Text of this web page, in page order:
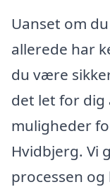
Uanset om
allerede har
du være
det let for dig
muligheder
Hvidbjerg. Vi
processen